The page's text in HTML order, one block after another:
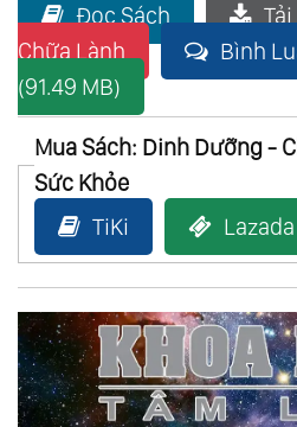
Đọc Sách
Chữa Lành
Bình
(91.49 MB)
Mua Sách: Dinh Dưỡng -
Sức Khỏe
TiKi
Lazada